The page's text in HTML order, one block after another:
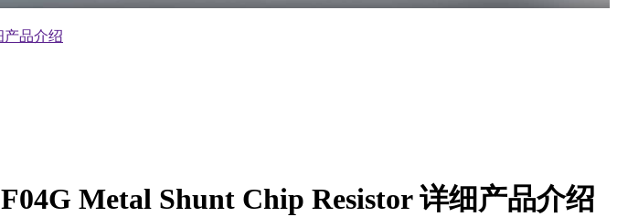
产品介绍
Metal Shunt Chip Resistor 详细产品介绍